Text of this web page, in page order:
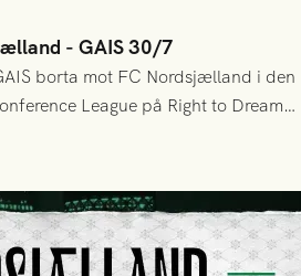
- GAIS 30/7
borta mot FC Nordsjælland i den
League på Right to Dream
ledarstaben har tagit ut följande